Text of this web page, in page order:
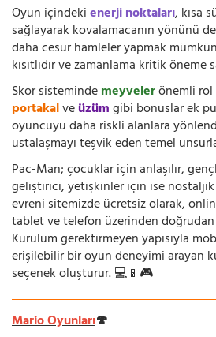
Oyun içindekienerji noktaları, kısa
sağlayarak kovalamacanın yönünü
daha cesur hamleler yapmak
kısıtlıdır ve zamanlama kritik öneme
Skor sistemindemeyvelerönemli
portakalveüzümgibi bonuslar ek
oyuncuyu daha riskli alanlara
ustalaşmayı teşvik eden temel
Pac-Man; çocuklar için anlaşılır,
geliştirici, yetişkinler için ise
evreni sitemizde ücretsiz olarak,
tablet ve telefon üzerinden
Kurulum gerektirmeyen yapısıyla
erişilebilir bir oyun deneyimi arayan
seçenek oluşturur. 💻📱🎮
Mario Oyunları🍄